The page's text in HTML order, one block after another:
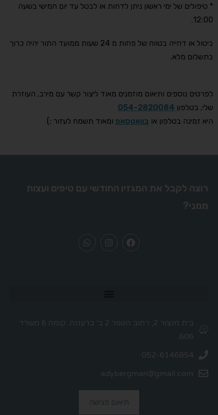
* טיפולים של ימי ראשון ניתן לדחות או לבטל עד יום חמישי בשעה
12:00.
ביטול או דחייה בטווח של פחות מ 24 שעות ממועד התור יהיה כרוך
בתשלום מלא.
לפרטים נוספים ותיאום מוזמנים מאוד ליצור קשר עם מירב, העוזרת
שלי, בטלפון 054-2820084
היא זמינה בטלפון או בוואטסאפ ומאוד תשמח לעזור :)
רוצה לקבל את המגזין החודשי עם טיפים ועצות
ממני?
בית מנצור 2, רחוב הנופר 2 ב׳ ברעננה. קומה 6 משרד
606.
052-6146854
adybergman@gmail.com
תיאום פגישה